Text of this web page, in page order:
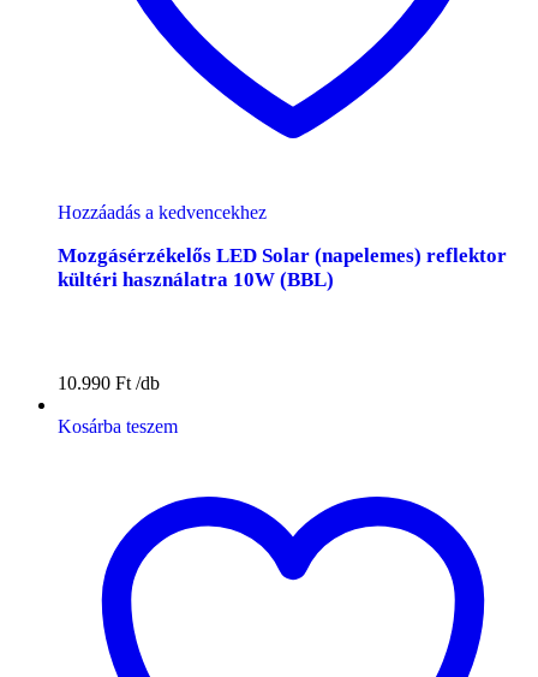
Hozzáadás a kedvencekhez
Mozgásérzékelős LED Solar (napelemes) reflektor
kültéri használatra 10W (BBL)
10.990 Ft
Kosárba teszem